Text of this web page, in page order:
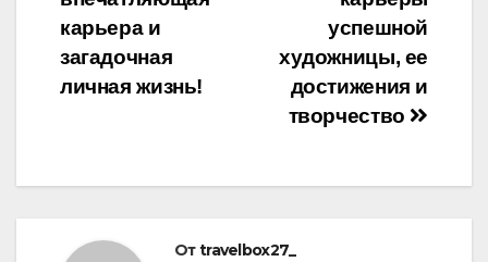
успешной
художницы, ее
достижения и
творчество
карьера и
загадочная
личная жизнь!
Отtravelbox27_